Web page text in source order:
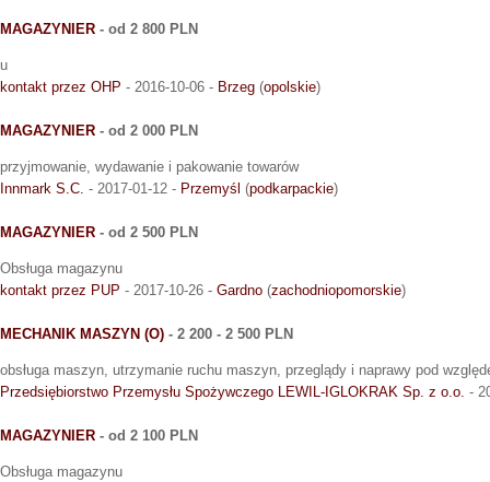
MAGAZYNIER - od 2 800 PLN
u
kontakt przez OHP - 2016-10-06 - Brzeg (opolskie)
MAGAZYNIER - od 2 000 PLN
przyjmowanie, wydawanie i pakowanie towarów
Innmark S.C. - 2017-01-12 - Przemyśl (podkarpackie)
MAGAZYNIER - od 2 500 PLN
Obsługa magazynu
kontakt przez PUP - 2017-10-26 - Gardno (zachodniopomorskie)
MECHANIK MASZYN (O) - 2 200 - 2 500 PLN
obsługa maszyn, utrzymanie ruchu maszyn, przeglądy i naprawy pod
Przedsiębiorstwo Przemysłu Spożywczego LEWIL-IGLOKRAK Sp. z o.o. -
MAGAZYNIER - od 2 100 PLN
Obsługa magazynu